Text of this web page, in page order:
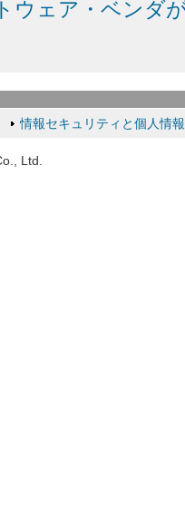
ェア・ベンダ
情報セキュリティと個人情
Ltd.